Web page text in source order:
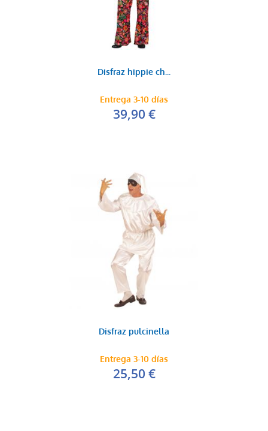
Disfraz hippie ch...
Entrega 3-10 días
39,90 €
Disfraz pulcinella
Entrega 3-10 días
25,50 €